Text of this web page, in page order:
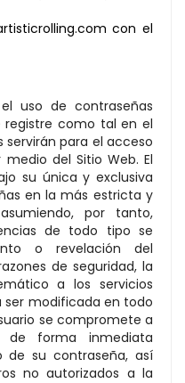
con el
uso de contraseñas
registre como tal en el
servirán para el acceso
del Sitio Web. El
su única y exclusiva
en la más estricta y
por tanto,
de todo tipo se
o revelación del
de seguridad, la
a los servicios
ser modificada en todo
se compromete a
de forma inmediata
de su contraseña, así
no autorizados a la